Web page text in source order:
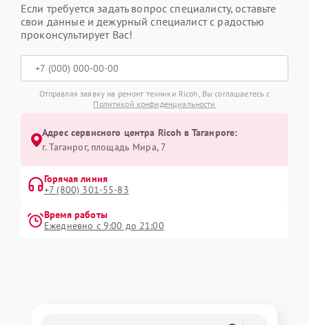
Если требуется задать вопрос специалисту, оставьте
свои данные и дежурный специалист с радостью
проконсультирует Вас!
Отправляя заявку на ремонт техники Ricoh, Вы соглашаетесь с
Политикой конфиденциальности
Адрес сервисного центра Ricoh в Таганроге:
г. Таганрог, площадь Мира, 7
Горячая линия
+7 (800) 301-55-83
Время работы
Ежедневно с 9:00 до 21:00